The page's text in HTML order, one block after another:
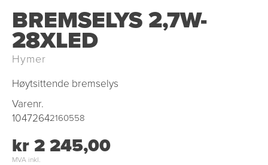
BREMSELYS 2,7W-
28XLED
Hymer
Høytsittende bremselys
Varenr.
10472642160558
kr 2 245,00
MVA inkl.